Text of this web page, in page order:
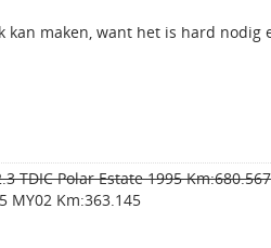
maken, want het is hard nodig
TDIC Polar Estate 1995 Km:680.567
MY02 Km:363.145